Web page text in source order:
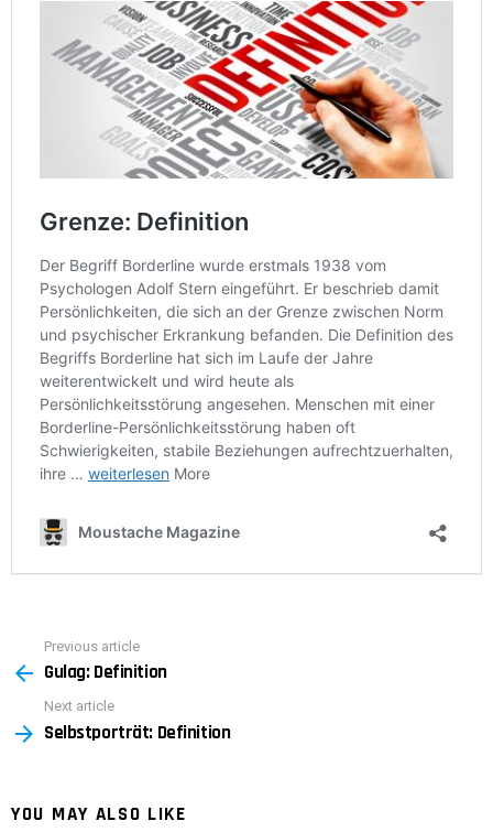
more
Previous article
Gulag: Definition
Next article
Selbstporträt: Definition
YOU MAY ALSO LIKE